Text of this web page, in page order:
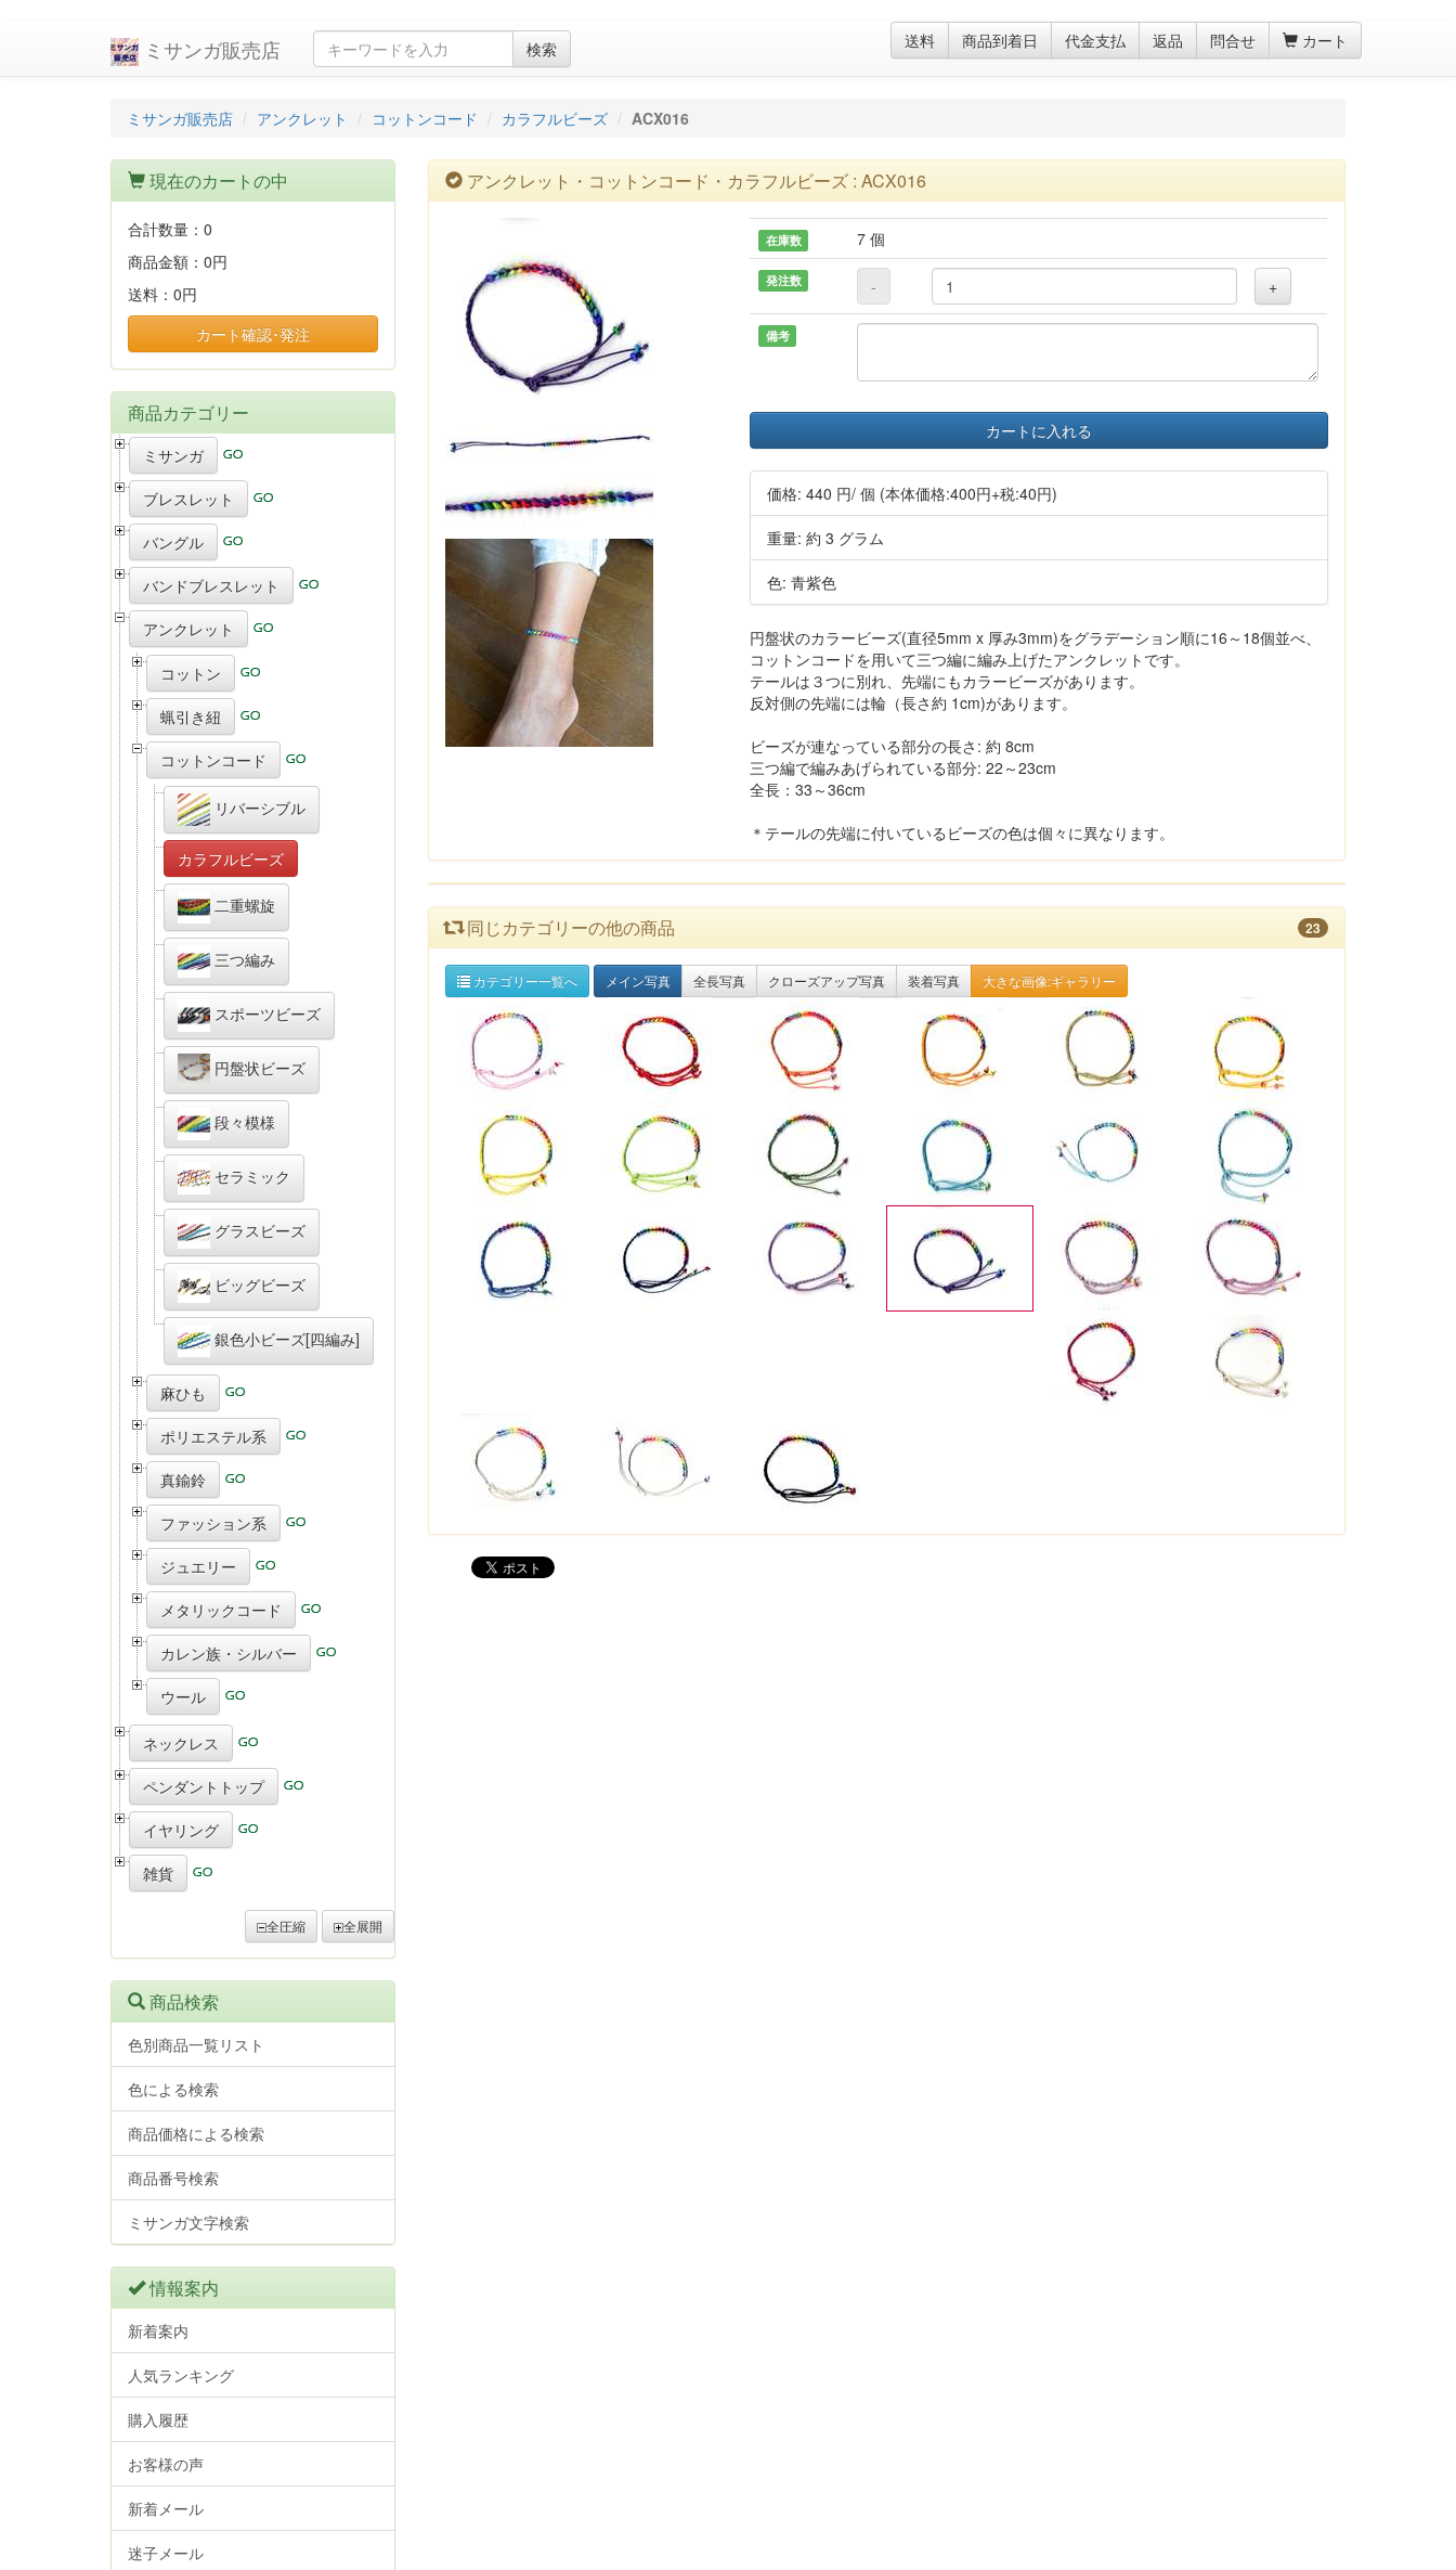
ミサンガ販売店 検索 送料 商品到着日 代金支払 返品 問合せ カート
ミサンガ販売店 アンクレット コットンコード カラフルビーズ ACX016
アンクレット・コットンコード・カラフルビーズ : ACX016
在庫数 7 個
発注数 - +
備考
カートに入れる
価格:440 円/ 個 (本体価格:400円+税:40円)
重量: 約 3 グラム
色: 青紫色
円盤状のカラービーズ(直径5mm x 厚み3mm)をグラデーション順に16～18個並べ、
コットンコードを用いて三つ編に編み上げたアンクレットです。
テールは３つに別れ、先端にもカラービーズがあります。
反対側の先端には輪（長さ約 1cm)があります。
ビーズが連なっている部分の長さ: 約 8cm
三つ編で編みあげられている部分: 22～23cm
全長：33～36cm
＊テールの先端に付いているビーズの色は個々に異なります。
同じカテゴリーの他の商品 23
カテゴリー一覧へ メイン写真 全長写真 クローズアップ写真 装着写真 大きな画像:ギャラリー
現在のカートの中
合計数量： 0
商品金額： 0円
送料： 0円
カート確認･発注
商品カテゴリー
ミサンガ
ブレスレット
バングル
バンドブレスレット
アンクレット
コットン
蝋引き紐
コットンコード
リバーシブル
カラフルビーズ
二重螺旋
三つ編み
スポーツビーズ
円盤状ビーズ
段々模様
セラミック
グラスビーズ
ビッグビーズ
銀色小ビーズ[四編み]
麻ひも
ポリエステル系
真鍮鈴
ファッション系
ジュエリー
メタリックコード
カレン族・シルバー
ウール
ネックレス
ペンダントトップ
イヤリング
雑貨
全圧縮 全展開
商品検索
色別商品一覧リスト
色による検索
商品価格による検索
商品番号検索
ミサンガ文字検索
情報案内
新着案内
人気ランキング
購入履歴
お客様の声
新着メール
迷子メール